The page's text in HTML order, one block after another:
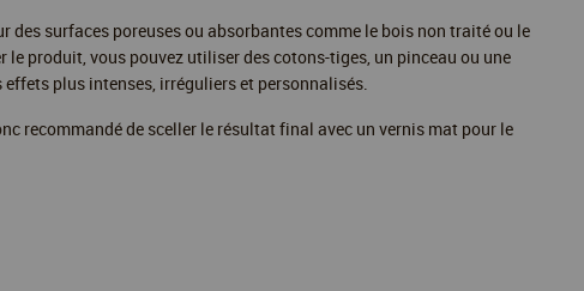
des surfaces poreuses ou absorbantes comme le bois non traité ou le
produit, vous pouvez utiliser des cotons-tiges, un pinceau ou une
plus intenses, irréguliers et personnalisés.
recommandé de sceller le résultat final avec un vernis mat pour le